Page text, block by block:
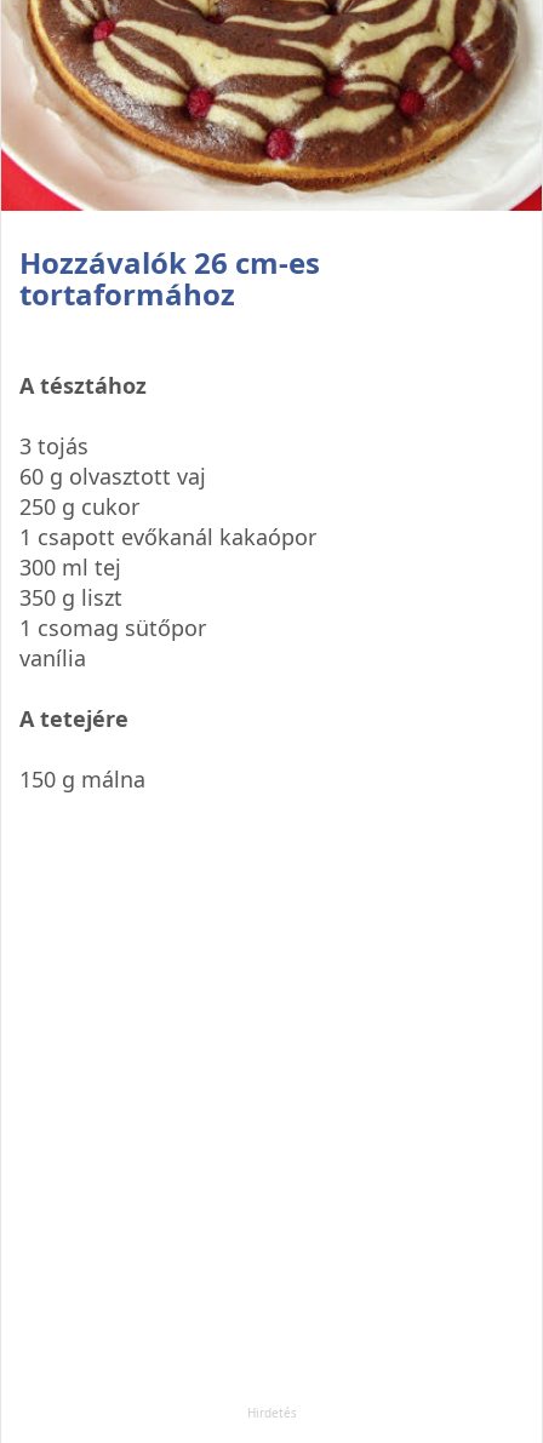
Hozzávalók 26 cm-es
tortaformához
A tésztához
3 tojás
60 g olvasztott vaj
250 g cukor
1 csapott evőkanál kakaópor
300 ml tej
350 g liszt
1 csomag sütőpor
vanília
A tetejére
150 g málna